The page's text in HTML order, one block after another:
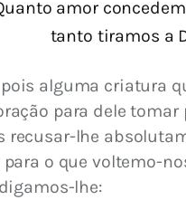
amor
tanto tiramos a
alguma criatura
para dele tomar
recusar-lhe
o que voltemo-
lhe: